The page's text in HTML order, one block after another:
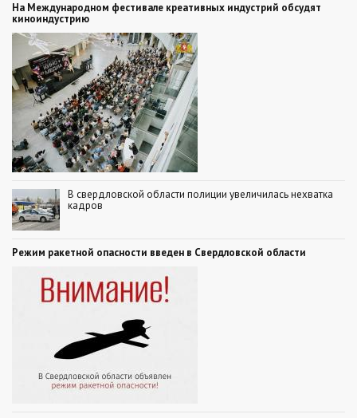
На Международном фестивале креативных индустрий обсудят
киноиндустрию
В свердловской области полиции увеличилась нехватка
кадров
Режим ракетной опасности введен в Свердловской области